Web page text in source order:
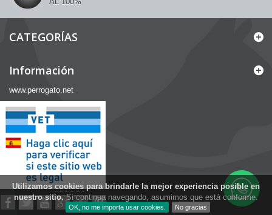
Utilizamos cookies para brindarle la mejor experiencia posible en
nuestro sitio. Si continua navegando, asumimos que está conforme.
OK, no me importa usar cookies. No gracias
CATEGORÍAS
Información
www.perrogato.net